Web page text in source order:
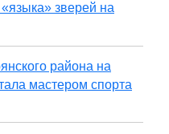
зверей на
района на
мастером спорта